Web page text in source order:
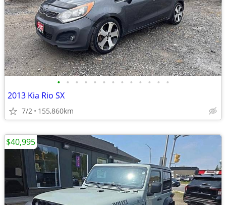
• • • • • • • • • • • • •
2013 Kia Rio SX
7/2 155,860km
$40,995